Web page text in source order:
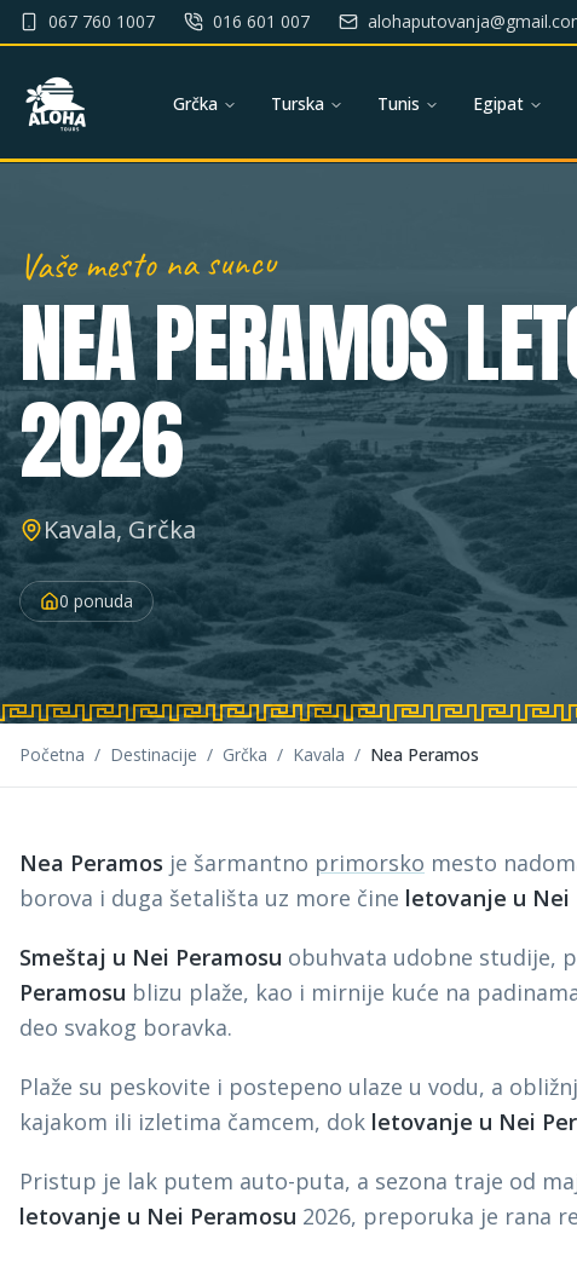
067 760 1007 016 601 007
Grčka Turska Tunis Egipat
Vaše mesto na suncu
NEA PERAMOS
2026
Kavala, Grčka
0 ponuda
Početna / Destinacije / Grčka / Kavala / Nea Peramos
Nea Peramos je šarmantno primorsko mesto
borova i duga šetališta uz more čine letovanje u Nei
Smeštaj u Nei Peramosu obuhvata udobne studije,
Peramosu blizu plaže, kao i mirnije kuće na
deo svakog boravka.
Plaže su peskovite i postepeno ulaze u vodu, a
kajakom ili izletima čamcem, dok letovanje u Nei
Pristup je lak putem auto-puta, a sezona traje od
letovanje u Nei Peramosu 2026, preporuka je rana